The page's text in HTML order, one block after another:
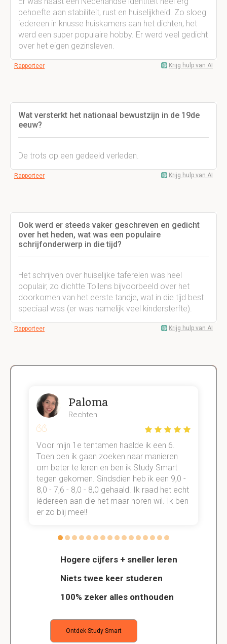
behoefte aan stabiliteit, rust en huiselijkheid. Zo sloeg
iedereen in knusse huiskamers aan het dichten, het
werd een super populaire hobby. Er werd veel gedicht
over het eigen gezinsleven.
Rapporteer Krijg hulp van AI
Wat versterkt het nationaal bewustzijn in de 19de
eeuw?
De trots op een gedeeld verleden.
Rapporteer Krijg hulp van AI
Ook werd er steeds vaker geschreven en gedicht
over het heden, wat was een populaire
schrijfonderwerp in die tijd?
Het schrijven over huiselijke taferelen was heel
populair, zo dichtte Tollens bijvoorbeeld over het
doorkomen van het eerste tandje, wat in die tijd best
speciaal was (er was namelijk veel kindersterfte).
Rapporteer Krijg hulp van AI
Hogere cijfers + sneller leren
Niets twee keer studeren
100% zeker alles onthouden
Ontdek Study Smart
Paloma
Rechten
Voor mijn 1e tentamen haalde ik een 6.
Toen ben ik gaan zoeken naar manieren
om beter te leren en ben ik Study Smart
tegen gekomen. Sindsdien heb ik een 9,0 -
8,0 - 7,6 - 8,0 - 8,0 gehaald. Ik raad het echt
íédereen aan die het maar horen wil. Ik ben
er zo blij mee!!